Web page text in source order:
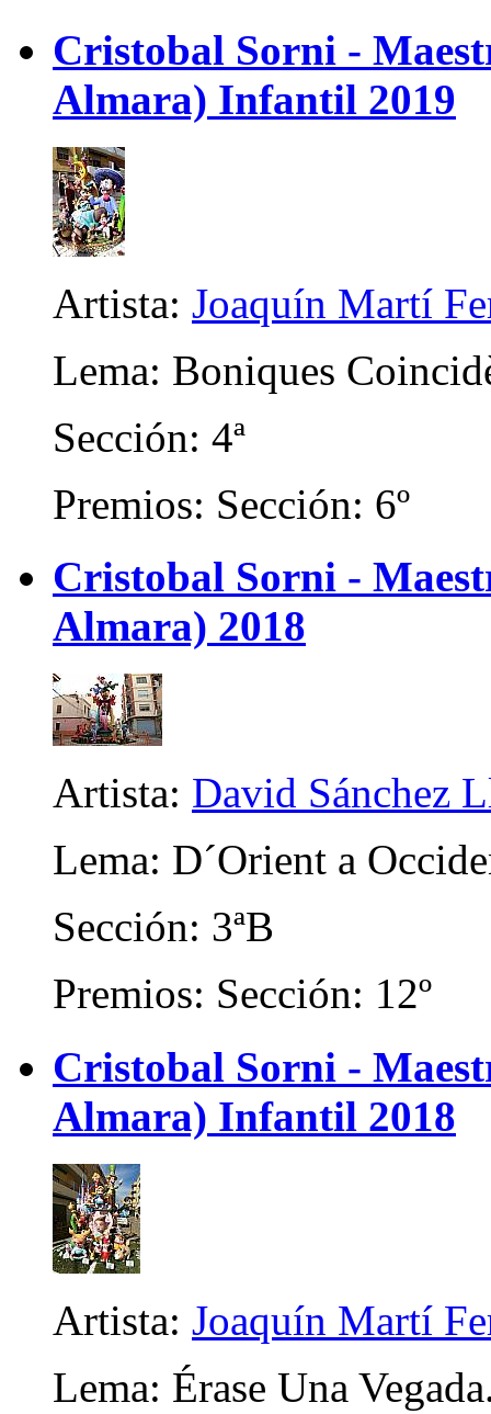
Cristobal Sorni -
Almara) Infantil 2019
Artista: Joaquín Martí
Lema: Boniques
Sección: 4ª
Premios: Sección: 6º
Cristobal Sorni -
Almara) 2018
Artista: David Sánchez
Lema: D´Orient a
Sección: 3ªB
Premios: Sección: 12º
Cristobal Sorni -
Almara) Infantil 2018
Artista: Joaquín Martí
Lema: Érase Una